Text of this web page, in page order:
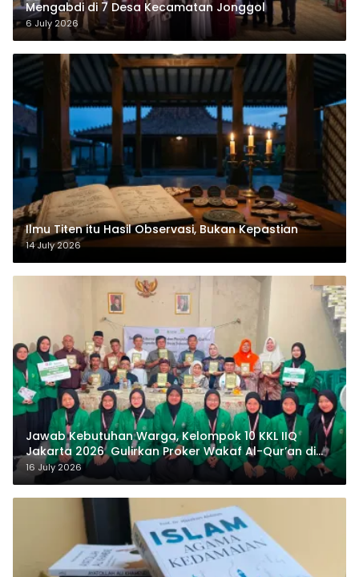
Mengabdi di 7 Desa Kecamatan Jonggol
6 July 2026
Ilmu Titen itu Hasil Observasi, Bukan Kepastian
14 July 2026
Jawab Kebutuhan Warga, Kelompok 10 KKL IIQ
Jakarta 2026 Gulirkan Proker Wakaf Al-Qur’an di
Sukamanah
16 July 2026